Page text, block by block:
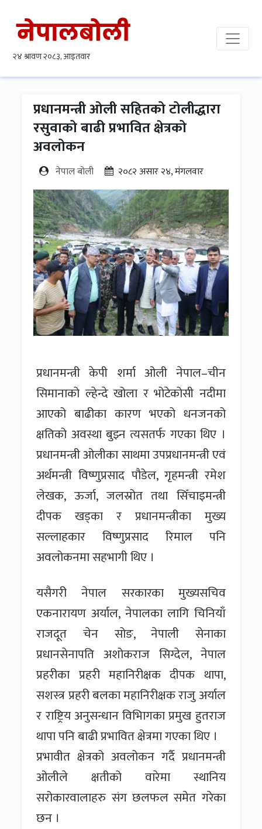
प्रधानमन्त्री ओली सहितको टोलीद्धारा
रसुवाको बाढी प्रभावित क्षेत्रको
अवलोकन
नेपाल बोली २०८२ असार २४, मंगलवार
प्रधानमन्त्री केपी शर्मा ओली नेपाल–चीन
सिमानाको ल्हेन्दे खोला र भोटेकोसी नदीमा
आएको बाढीका कारण भएको धनजनको
क्षतिको अवस्था बुझ्न त्यसतर्फ गएका थिए ।
प्रधानमन्त्री ओलीका साथमा उपप्रधानमन्त्री एवं
अर्थमन्त्री विष्णुप्रसाद पौडेल, गृहमन्त्री रमेश
लेखक, ऊर्जा, जलस्रोत तथा सिँचाइमन्त्री
दीपक खड्का र प्रधानमन्त्रीका मुख्य
सल्लाहकार विष्णुप्रसाद रिमाल पनि
अवलोकनमा सहभागी थिए ।
यसैगरी नेपाल सरकारका मुख्यसचिव
एकनारायण अर्याल, नेपालका लागि चिनियाँ
राजदूत चेन सोङ, नेपाली सेनाका
प्रधानसेनापति अशोकराज सिग्देल, नेपाल
प्रहरीका प्रहरी महानिरीक्षक दीपक थापा,
सशस्त्र प्रहरी बलका महानिरीक्षक राजु अर्याल
र राष्ट्रिय अनुसन्धान विभिागका प्रमुख हुतराज
थापा पनि बाढी प्रभावित क्षेत्रमा गएका थिए ।
प्रभावीत क्षेत्रको अवलोकन गर्दै प्रधानमन्त्री
ओलीले क्षतीको वारेमा स्थानिय
सरोकारवालाहरु संग छलफल समेत गरेका
छन ।